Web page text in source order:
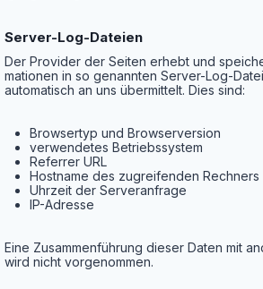
Ser­ver-Log-Datei­en
Der Pro­vi­der der Sei­ten erhebt und
ma­tio­nen in so genann­ten Ser­ver-Log-
auto­ma­tisch an uns über­mit­telt. Dies sind:
Brow­ser­typ und Browserversion
ver­wen­de­tes Betriebssystem
Refer­rer URL
Host­na­me des zugrei­fen­den Rechners
Uhr­zeit der Serveranfrage
IP-Adres­se
Eine Zusam­men­füh­rung die­ser Daten mit
wird nicht vorgenommen.